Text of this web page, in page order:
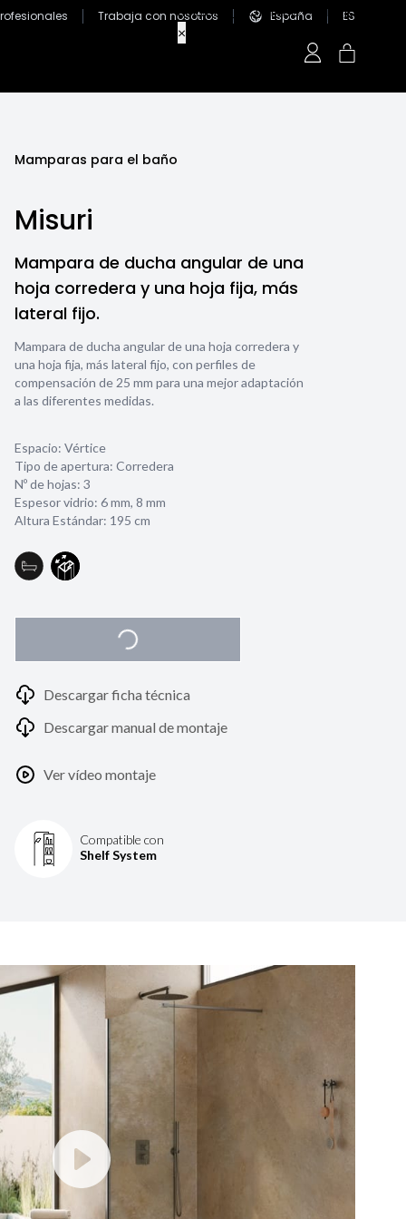
Trabaja con nosotros España ES
Mamparas para el baño
Misuri
Mampara de ducha angular de una
hoja corredera y una hoja fija, más
lateral fijo.
Mampara de ducha angular de una hoja corredera y
una hoja fija, más lateral fijo, con perfiles de
compensación de 25 mm para una mejor adaptación
a las diferentes medidas.
Espacio: Vértice
Tipo de apertura: Corredera
Nº de hojas: 3
Espesor vidrio: 6 mm, 8 mm
Altura Estándar: 195 cm
Descargar ficha técnica
Descargar manual de montaje
Ver vídeo montaje
Compatible con
Shelf System